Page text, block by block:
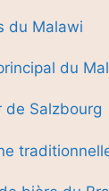
du Malawi
du
de Salzbourg